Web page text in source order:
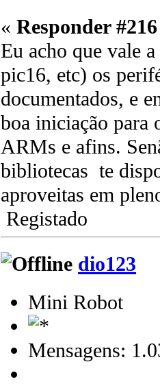
« Responder
Eu acho que vale
pic16, etc) os
documentados, e
boa iniciação para
ARMs e afins.
bibliotecas te
aproveitas em
Registado
dio123
Mini Robot
Mensagens: